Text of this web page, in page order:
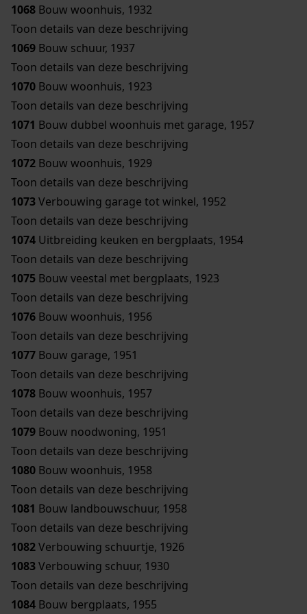
1068 Bouw woonhuis, 1932
Toon details van deze beschrijving
1069 Bouw schuur, 1937
Toon details van deze beschrijving
1070 Bouw woonhuis, 1923
Toon details van deze beschrijving
1071 Bouw dubbel woonhuis met garage, 1957
Toon details van deze beschrijving
1072 Bouw woonhuis, 1929
Toon details van deze beschrijving
1073Verbouwing garage tot winkel, 1952
Toon details van deze beschrijving
1074 Uitbreiding keuken en bergplaats, 1954
Toon details van deze beschrijving
1075 Bouw veestal met bergplaats, 1923
Toon details van deze beschrijving
1076 Bouw woonhuis, 1956
Toon details van deze beschrijving
1077 Bouw garage, 1951
Toon details van deze beschrijving
1078 Bouw woonhuis, 1957
Toon details van deze beschrijving
1079 Bouw noodwoning, 1951
Toon details van deze beschrijving
1080 Bouw woonhuis, 1958
Toon details van deze beschrijving
1081 Bouw landbouwschuur, 1958
Toon details van deze beschrijving
1082Verbouwing schuurtje, 1926
1083Verbouwing schuur, 1930
Toon details van deze beschrijving
1084 Bouw bergplaats, 1955